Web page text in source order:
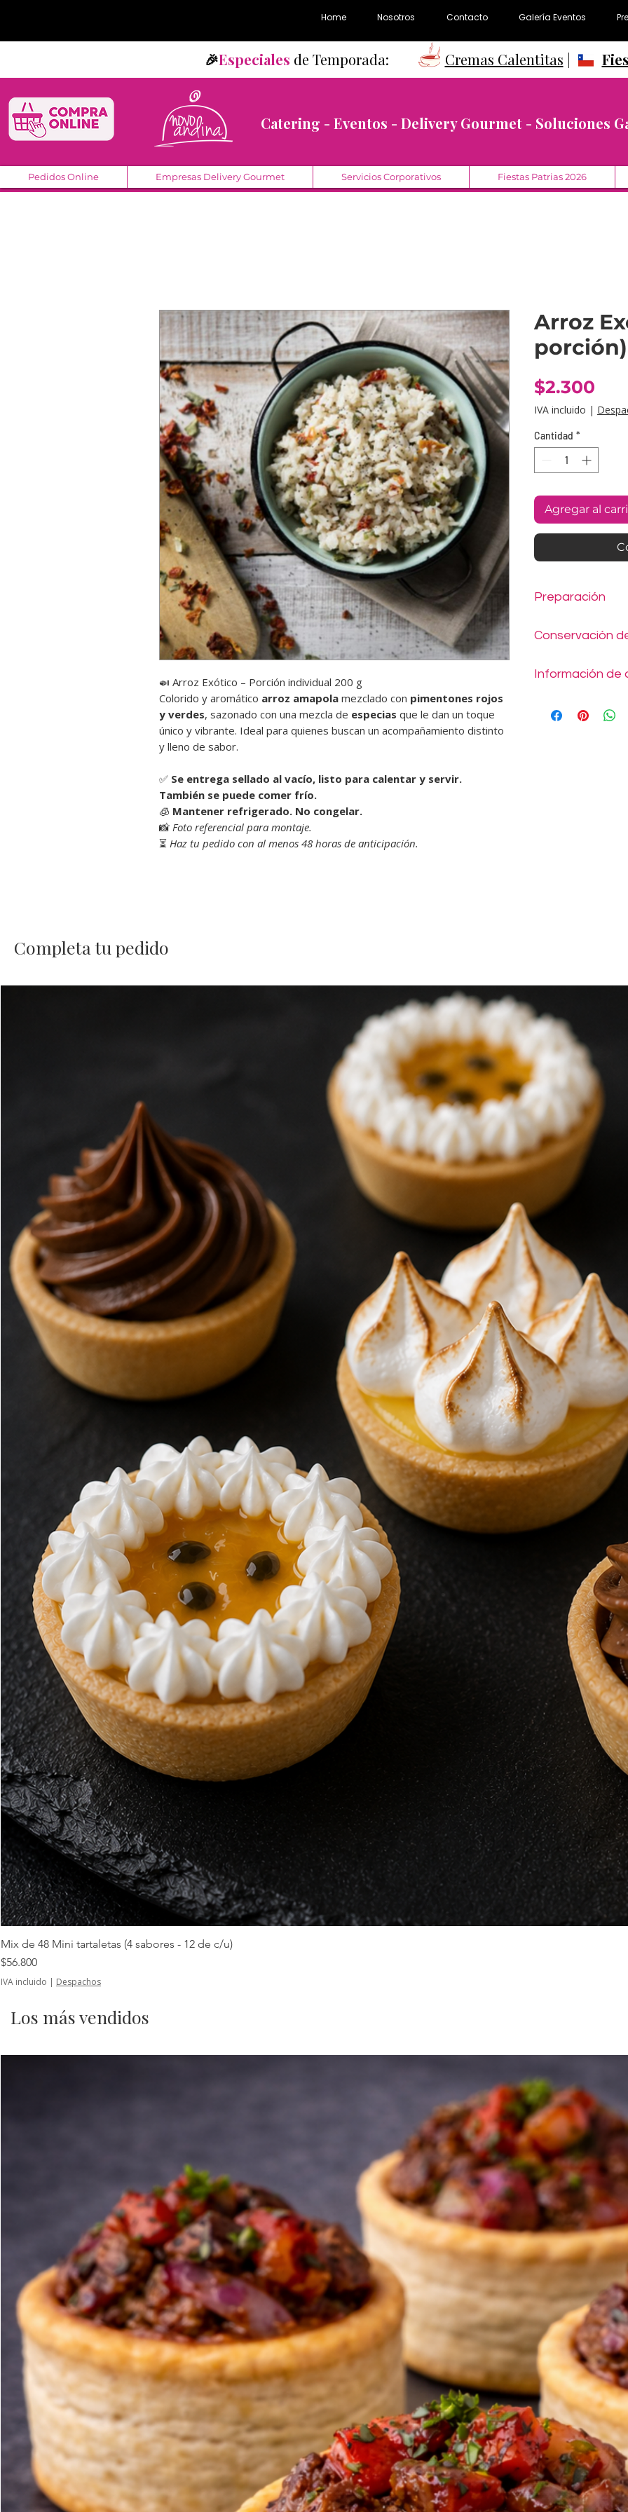
Home Nosotros Contacto Galería Eventos
🎉Especiales de Temporada: Cremas Calentitas
Catering - Eventos - Delivery Gourmet - Soluciones
Pedidos Online Empresas Delivery Gourmet Servicios Corporativos Fiestas Patrias 2026
🍛 Arroz Exótico – Porción individual 200 g
Colorido y aromático arroz amapola mezclado con pimentones rojos
y verdes, sazonado con una mezcla de especias que le dan un toque
único y vibrante. Ideal para quienes buscan un acompañamiento distinto
y lleno de sabor.
✅ Se entrega sellado al vacío, listo para calentar y servir.
También se puede comer frío.
🧊 Mantener refrigerado. No congelar.
📸 Foto referencial para montaje.
⏳ Haz tu pedido con al menos 48 horas de anticipación.
Arroz
porción)
$2.300
IVA incluido |
Cantidad *
Agregar al
Preparación
Colocar el arroz
la bolsa con un
Servir enseguida
Conservación
Información de
online?
📍
Recuerda que
directamente en
Las Condes, dentro
indicados.
¿Cuáles son los
El costo de
muestra
Además,
gratis según el
entrega.
Completa tu pedido
Mix de 48 Mini tartaletas (4 sabores - 12 de c/u)
Precio
$56.800
IVA incluido | Despachos
Los más vendidos